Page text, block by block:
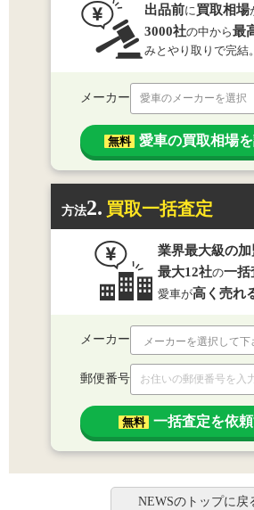
出品前に 買取相場
3000社の中から最
みとやり取りで完結。
メーカー 愛車のメーカーを選択
無料 愛車の買取相場
方法2. 買取一括査定
業界最大級の加
最大12社の一括
愛車が高く売れ
メーカー
郵便番号
無料 一括査定を依
NEWSのトップに戻